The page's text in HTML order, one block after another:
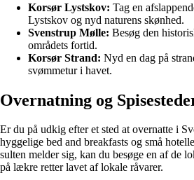
Korsør Lystskov: Tag en
Lystskov og nyd naturens skønhed.
Svenstrup Mølle: Besøg den
områdets fortid.
Korsør Strand: Nyd en dag på
svømmetur i havet.
Overnatning og
Er du på udkig efter et sted at overnatte i
hyggelige bed and breakfasts og små
sulten melder sig, kan du besøge en af de
på lækre retter lavet af lokale råvarer.